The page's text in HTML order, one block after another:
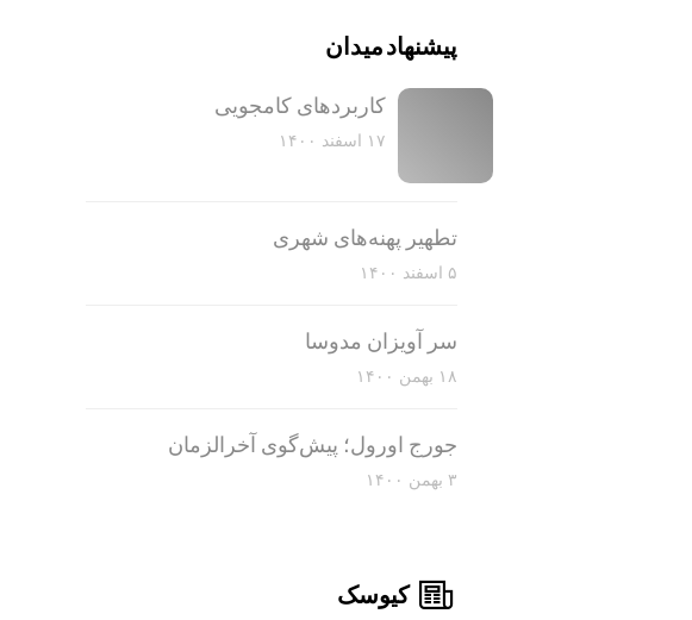
پیشنهاد میدان
کاربرد‌های کامجویی
۱۷ اسفند ۱۴۰۰
تطهیر پهنه‌های شهری
۵ اسفند ۱۴۰۰
سر آویزان مدوسا
۱۸ بهمن ۱۴۰۰
جورج اورول؛ پیش‌گوی آخرالزمان
۳ بهمن ۱۴۰۰
کیوسک